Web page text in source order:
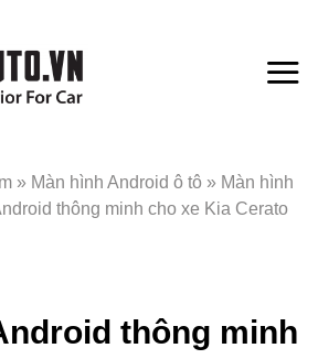
» Màn hình Android ô tô » Màn hình
thông minh cho xe Kia Cerato
thông minh